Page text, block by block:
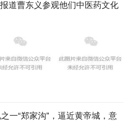
道曹东义参观他们中医药文化
一“郑家沟”，逼近黄帝城，意